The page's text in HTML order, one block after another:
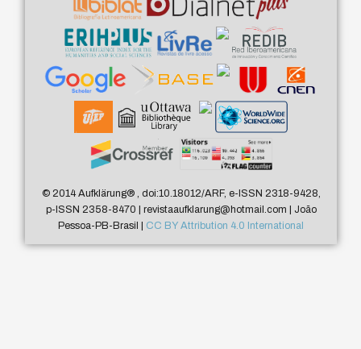
© 2014 Aufklärung®, doi:10.18012/ARF, e-ISSN 2318-9428,
p-ISSN 2358-8470 | revistaaufklarung@hotmail.com | João
Pessoa-PB-Brasil | CC BY Attribution 4.0 International